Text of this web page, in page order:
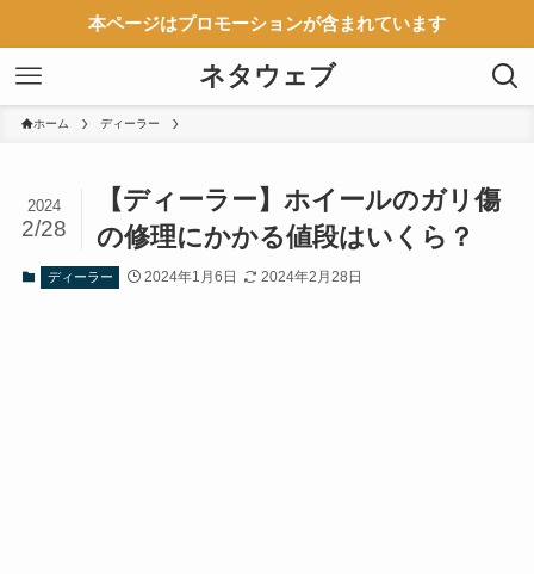
本ページはプロモーションが含まれています
ネタウェブ
ホーム ディーラー
【ディーラー】ホイールのガリ傷
の修理にかかる値段はいくら？
2024
2/28
ディーラー 2024年1月6日 2024年2月28日